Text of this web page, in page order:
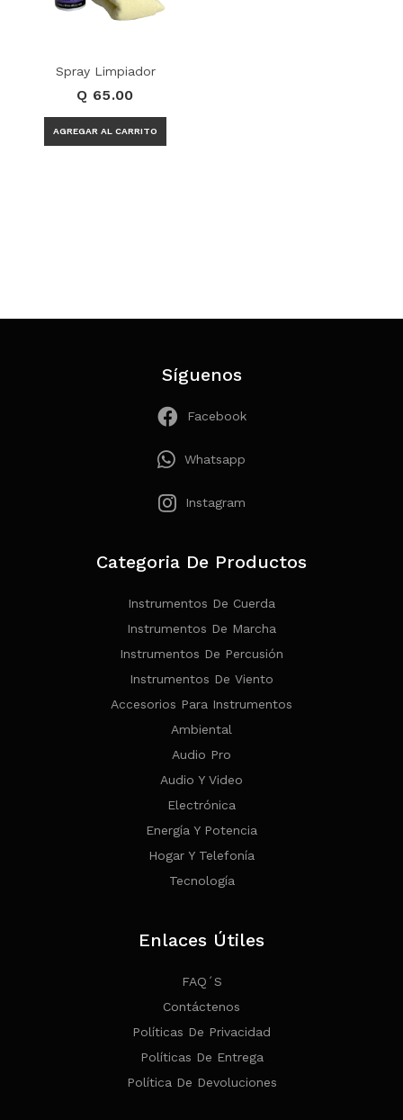
Spray Limpiador
Q 65.00
Síguenos
Facebook
Whatsapp
Instagram
Categoria De Productos
Instrumentos De Cuerda
Instrumentos De Marcha
Instrumentos De Percusión
Instrumentos De Viento
Accesorios Para Instrumentos
Ambiental
Audio Pro
Audio Y Video
Electrónica
Energía Y Potencia
Hogar Y Telefonía
Tecnología
Enlaces Útiles
FAQ´s
Contáctenos
Políticas De Privacidad
Políticas De Entrega
Política De Devoluciones